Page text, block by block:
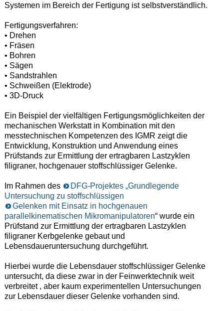
Systemen im Bereich der Fertigung ist selbstverständlich.
Fertigungsverfahren:
• Drehen
• Fräsen
• Bohren
• Sägen
• Sandstrahlen
• Schweißen (Elektrode)
• 3D-Druck
Ein Beispiel der vielfältigen Fertigungsmöglichkeiten der
mechanischen Werkstatt in Kombination mit den
messtechnischen Kompetenzen des IGMR zeigt die
Entwicklung, Konstruktion und Anwendung eines
Prüfstands zur Ermittlung der ertragbaren Lastzyklen
filigraner, hochgenauer stoffschlüssiger Gelenke.
Im Rahmen des
DFG-Projektes „Grundlegende
Untersuchung zu stoffschlüssigen
Gelenken mit Einsatz in hochgenauen
parallelkinematischen Mikromanipulatoren“ wurde ein
Prüfstand zur Ermittlung der ertragbaren Lastzyklen
filigraner Kerbgelenke gebaut und
Lebensdaueruntersuchung durchgeführt.
Hierbei wurde die Lebensdauer stoffschlüssiger Gelenke
untersucht, da diese zwar in der Feinwerktechnik weit
verbreitet , aber kaum experimentellen Untersuchungen
zur Lebensdauer dieser Gelenke vorhanden sind.